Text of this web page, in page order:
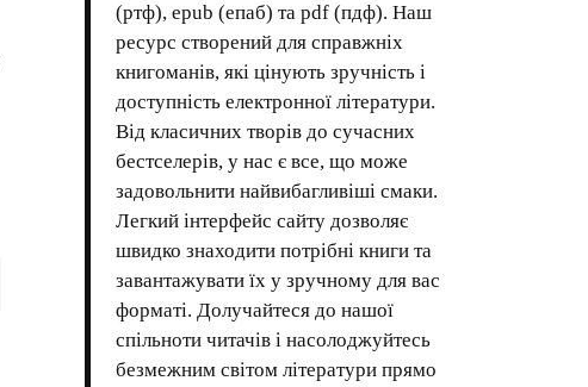
(ртф), epub (епаб) та pdf (пдф). Наш
ресурс створений для справжніх
книгоманів, які цінують зручність і
доступність електронної літератури.
Від класичних творів до сучасних
бестселерів, у нас є все, що може
задовольнити найвибагливіші смаки.
Легкий інтерфейс сайту дозволяє
швидко знаходити потрібні книги та
завантажувати їх у зручному для вас
форматі. Долучайтеся до нашої
спільноти читачів і насолоджуйтесь
безмежним світом літератури прямо